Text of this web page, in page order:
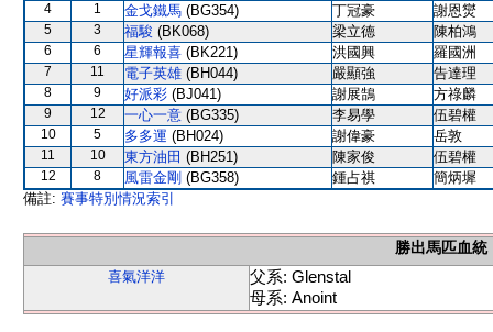
4 1 金戈鐵馬 (BG354) 丁冠豪 謝恩爕
5 3 福駿 (BK068) 梁立德 陳柏鴻
6 6 星輝報喜 (BK221) 洪國興 羅國洲
7 11 電子英雄 (BH044) 嚴顯強 告達理
8 9 好派彩 (BJ041) 謝展鵠 方祿麟
9 12 一心一意 (BG335) 李易學 伍碧權
10 5 多多運 (BH024) 謝偉豪 岳敦
11 10 東方油田 (BH251) 陳家俊 伍碧權
12 8 風雷金剛 (BG358) 鍾占祺
簡炳墀
備註: 賽事特別情況索引
勝出馬匹血統
喜氣洋洋
父系: Glenstal
母系: Anoint